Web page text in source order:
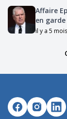
Affaire
en
il y a 5 mois